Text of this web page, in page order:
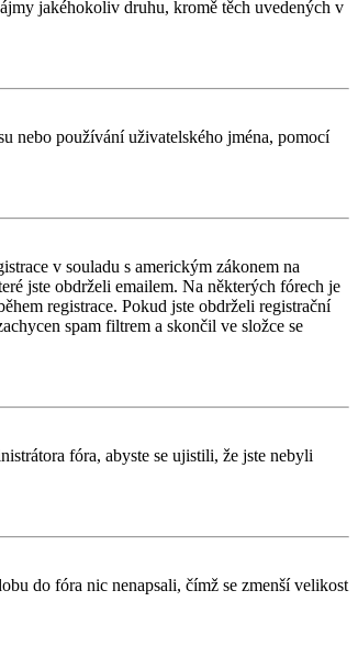
jakéhokoliv druhu, kromě těch uvedených v
nebo používání uživatelského jména, pomocí
v souladu s americkým zákonem na
jste obdrželi emailem. Na některých fórech je
registrace. Pokud jste obdrželi registrační
spam filtrem a skončil ve složce se
fóra, abyste se ujistili, že jste nebyli
do fóra nic nenapsali, čímž se zmenší velikost